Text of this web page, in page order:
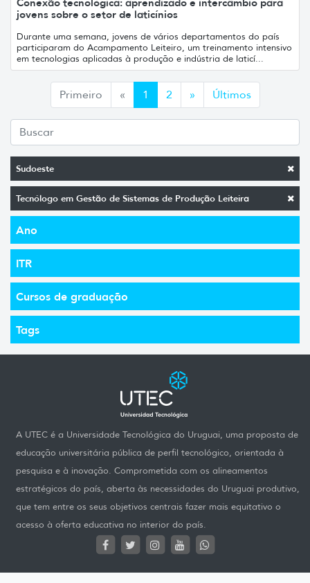
Sudoeste
Tecnólogo em Gestão de Sistemas de Produção Leiteira
Ano
ITR
Cursos de graduação
Tags
jovens sobre o setor de laticínios
Durante uma semana, jovens de vários departamentos do país
participaram do Acampamento Leiteiro, um treinamento intensivo
em tecnologias aplicadas à produção e indústria de laticí...
Primeiro «Anterior
1 2 »Siguiente
Últimos
A UTEC é a Universidade Tecnológica do Uruguai, uma proposta de
educação universitária pública de perfil tecnológico, orientada à
pesquisa e à inovação. Comprometida com os alineamentos
estratégicos do país, aberta às necessidades do Uruguai produtivo,
que tem entre os seus objetivos centrais fazer mais equitativo o
acesso à oferta educativa no interior do país.